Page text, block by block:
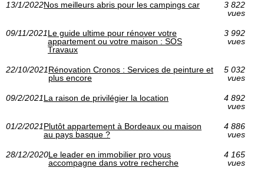
13/1/2022Nos meilleurs abris pour les campings car
3 822
vues
09/11/2021Le guide ultime pour rénover votre
appartement ou votre maison : SOS
Travaux
3 992
vues
22/10/2021Rénovation Cronos : Services de peinture et
plus encore
5 032
vues
09/2/2021La raison de privilégier la location
4 892
vues
01/2/2021Plutôt appartement à Bordeaux ou maison
au pays basque ?
4 886
vues
28/12/2020Le leader en immobilier pro vous
accompagne dans votre recherche
4 165
vues